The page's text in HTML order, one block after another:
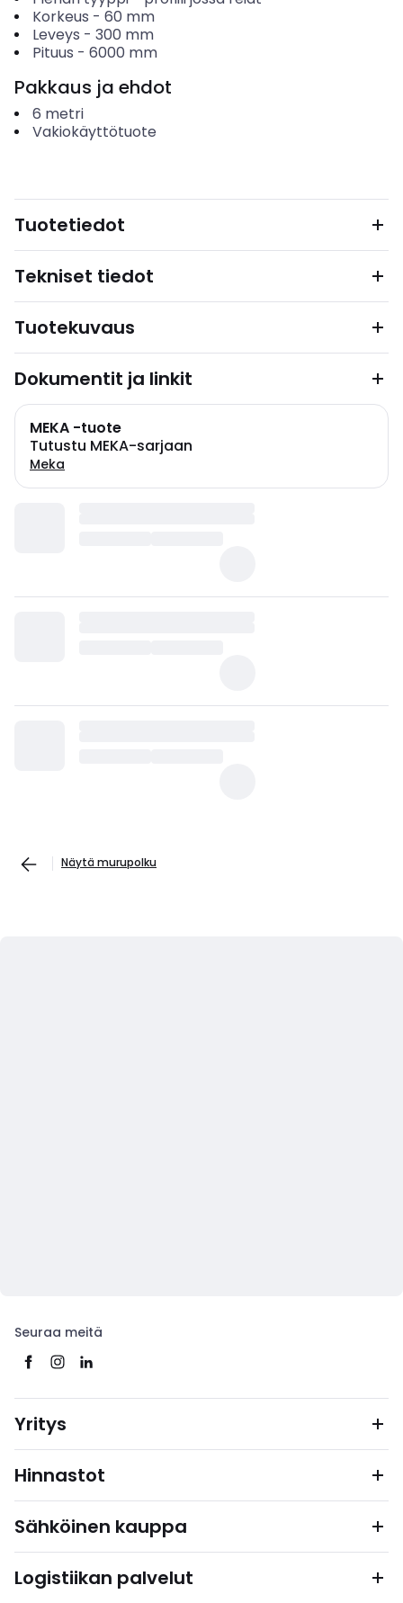
Korkeus - 60 mm
Leveys - 300 mm
Pituus - 6000 mm
Pakkaus ja ehdot
6 metri
Vakiokäyttötuote
Tuotetiedot
Tekniset tiedot
Tuotekuvaus
Dokumentit ja linkit
MEKA -tuote
Tutustu MEKA-sarjaan
Meka
Näytä murupolku
Seuraa meitä
Yritys
Hinnastot
Sähköinen kauppa
Logistiikan palvelut